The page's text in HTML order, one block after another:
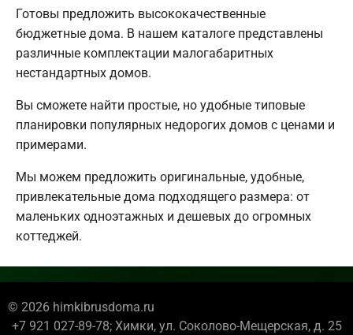
Готовы предложить высококачественные
бюджетные дома. В нашем каталоге представлены
различные комплектации малогабаритных
нестандартных домов.
Вы сможете найти простые, но удобные типовые
планировки популярных недорогих домов с ценами и
примерами.
Мы можем предложить оригинальные, удобные,
привлекательные дома подходящего размера: от
маленьких одноэтажных и дешевых до огромных
коттеджей.
© 2026 himkibrusdoma.ru
+7 921 027-89-78; Химки, ул. Соколово-Мещерская, д. 25